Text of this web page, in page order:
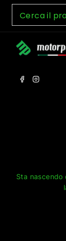
Skip
content
Sta nascendo